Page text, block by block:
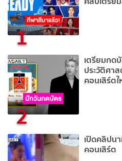
1
2
เตรียมกด
ประวัติศา
คอนเสิร์ต
เปิดคลิปน
คอนเสิร์ต